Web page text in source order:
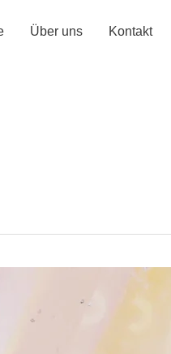
Über uns Kontakt